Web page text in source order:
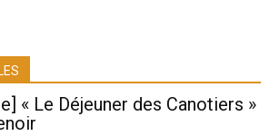
« Le Déjeuner des Canotiers »